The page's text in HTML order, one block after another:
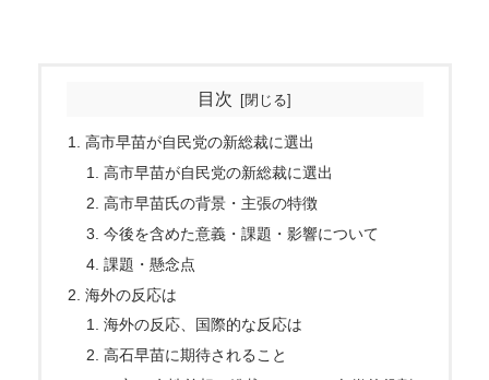
目次
高市早苗が自民党の新総裁に選出
高市早苗が自民党の新総裁に選出
高市早苗氏の背景・主張の特徴
今後を含めた意義・課題・影響について
課題・懸念点
海外の反応は
海外の反応、国際的な反応は
高石早苗に期待されること